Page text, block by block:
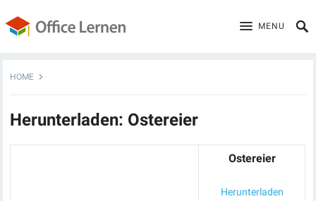
MENU
HOME
Herunterladen: Ostereier
Ostereier
Herunterladen